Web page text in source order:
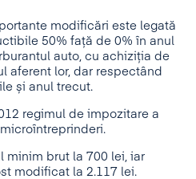
modificări este legată
50% față de 0% în anul
auto, cu achiziția de
aferent lor, dar respectând
și anul trecut.
regimul de impozitare a
minim brut la 700 lei, iar
modificat la 2.117 lei.